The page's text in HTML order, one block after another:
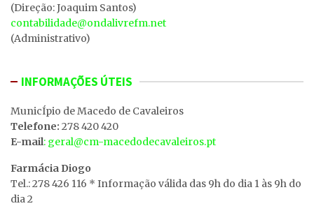
(Direção: Joaquim Santos)
contabilidade@ondalivrefm.net
(Administrativo)
INFORMAÇÕES ÚTEIS
MunicÍpio de Macedo de Cavaleiros
Telefone: 278 420 420
E-mail: geral@cm-macedodecavaleiros.pt
Farmácia Diogo
Tel.: 278 426 116 * Informação válida das 9h do dia 1 às 9h do
dia 2